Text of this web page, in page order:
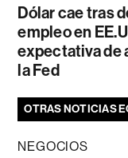
Dólar cae tras
empleo en
expectativa de
la Fed
OTRAS NOTICIAS
NEGOCIOS